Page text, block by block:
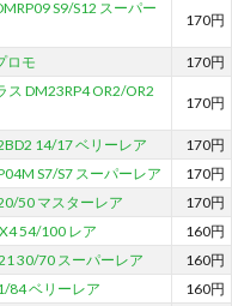
S9/S12 スーパー
170円
ロモ 170円
DM23RP4 OR2/OR2
170円
14/17 ベリーレア
170円
S7/S7 スーパーレア
170円
50 マスターレア
170円
54/100 レア
160円
30/70 スーパーレア
160円
84 ベリーレア 160円